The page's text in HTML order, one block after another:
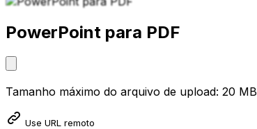
PowerPoint para PDF
Tamanho máximo do arquivo de upload: 20 MB
Use URL remoto